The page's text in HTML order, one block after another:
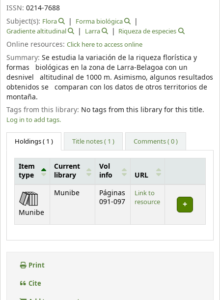
ISSN: 0214-7688
Subject(s): Flora
Forma biológica
Gradiente altitudinal
Larra Riqueza de especies
Online resources: Click here to access online
Summary: Se estudia la variación de la riqueza florística y
formas biológicas en la zona de Larra-Belagoa con un
desnivel altitudinal de 1000 m. Asimismo, algunos resultados
obtenidos se comparan con los datos de otros territorios de
montaña.
Tags from this library: No tags from this library for this title.
Log in to add tags.
Holdings( 1 ) Title notes ( 1 ) Comments ( 0 )
Holdings
Item
type
Current
library
Vol
info
URL
Munibe
Munibe
Páginas
091-097
Link to
resource
Print
Cite